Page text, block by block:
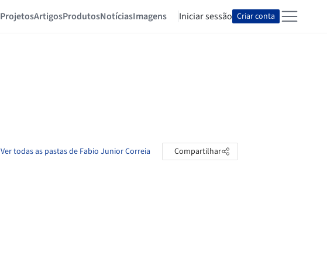
ProjetosArtigosProdutosNotíciasImagens Iniciar sessão Criar conta
Ver todas as pastas de Fabio Junior Correia Compartilhar